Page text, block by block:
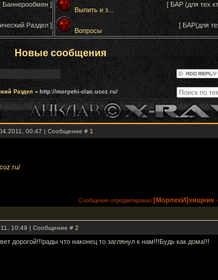
Баннерообмен ]
Раздел ]
Выпить и з...
[ БАР (для тех
Вопросы
[ БАР(для
Новые сообщения
Раздел » http://morpehi-clan.ucoz.ru/
00:47 | Сообщение # 1
Сообщение отредактировал [МорпехИ]хищник -
10:49 | Сообщение # 2
дорогой!!!рады что наконец то заглянул к нам!!!Будь как дома!!!